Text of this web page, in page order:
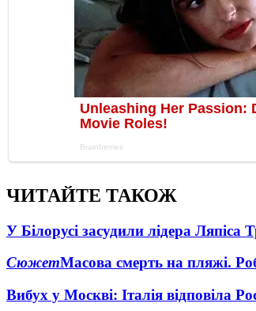
ЧИТАЙТЕ ТАКОЖ
У Білорусі засудили лідера Ляпіса
СюжетМасова смерть на пляжі.
Вибух у Москві: Італія відповіла